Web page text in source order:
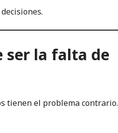
ser la falta de
tienen el problema contrario.